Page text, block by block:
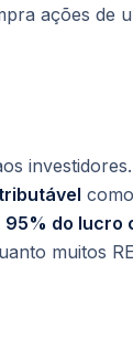
ações de
95% do lucro
muitos